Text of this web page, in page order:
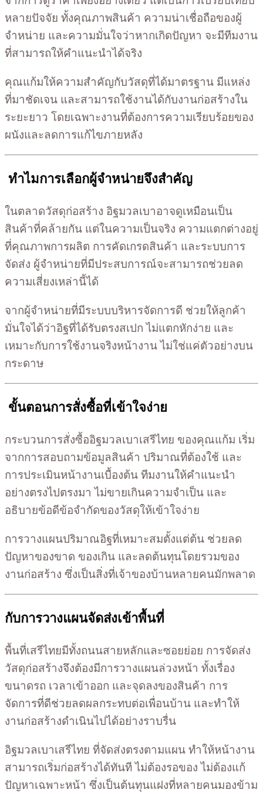
หลายปัจจัย ทั้งคุณภาพสินค้า ความน่าเชื่อถือของผู้
จำหน่าย และความมั่นใจว่าหากเกิดปัญหา จะมีทีมงาน
ที่สามารถให้คำแนะนำได้จริง
คุณแก้มให้ความสำคัญกับวัสดุที่ได้มาตรฐาน มีแหล่ง
ที่มาชัดเจน และสามารถใช้งานได้กับงานก่อสร้างใน
ระยะยาว โดยเฉพาะงานที่ต้องการความเรียบร้อยของ
ผนังและลดการแก้ไขภายหลัง
ทำไมการเลือกผู้จำหน่ายจึงสำคัญ
ในตลาดวัสดุก่อสร้าง อิฐมวลเบาอาจดูเหมือนเป็น
สินค้าที่คล้ายกัน แต่ในความเป็นจริง ความแตกต่างอยู่
ที่คุณภาพการผลิต การคัดเกรดสินค้า และระบบการ
จัดส่ง ผู้จำหน่ายที่มีประสบการณ์จะสามารถช่วยลด
ความเสี่ยงเหล่านี้ได้
จากผู้จำหน่ายที่มีระบบบริหารจัดการดี ช่วยให้ลูกค้า
มั่นใจได้ว่าอิฐที่ได้รับตรงสเปก ไม่แตกหักง่าย และ
เหมาะกับการใช้งานจริงหน้างาน ไม่ใช่แค่ตัวอย่างบน
กระดาษ
ขั้นตอนการสั่งซื้อที่เข้าใจง่าย
กระบวนการสั่งซื้ออิฐมวลเบาเสรีไทย ของคุณแก้ม เริ่ม
จากการสอบถามข้อมูลสินค้า ปริมาณที่ต้องใช้ และ
การประเมินหน้างานเบื้องต้น ทีมงานให้คำแนะนำ
อย่างตรงไปตรงมา ไม่ขายเกินความจำเป็น และ
อธิบายข้อดีข้อจำกัดของวัสดุให้เข้าใจง่าย
การวางแผนปริมาณอิฐที่เหมาะสมตั้งแต่ต้น ช่วยลด
ปัญหาของขาด ของเกิน และลดต้นทุนโดยรวมของ
งานก่อสร้าง ซึ่งเป็นสิ่งที่เจ้าของบ้านหลายคนมักพลาด
กับการวางแผนจัดส่งเข้าพื้นที่
พื้นที่เสรีไทยมีทั้งถนนสายหลักและซอยย่อย การจัดส่ง
วัสดุก่อสร้างจึงต้องมีการวางแผนล่วงหน้า ทั้งเรื่อง
ขนาดรถ เวลาเข้าออก และจุดลงของสินค้า การ
จัดการที่ดีช่วยลดผลกระทบต่อเพื่อนบ้าน และทำให้
งานก่อสร้างดำเนินไปได้อย่างราบรื่น
อิฐมวลเบาเสรีไทย ที่จัดส่งตรงตามแผน ทำให้หน้างาน
สามารถเริ่มก่อสร้างได้ทันที ไม่ต้องรอของ ไม่ต้องแก้
ปัญหาเฉพาะหน้า ซึ่งเป็นต้นทุนแฝงที่หลายคนมองข้าม